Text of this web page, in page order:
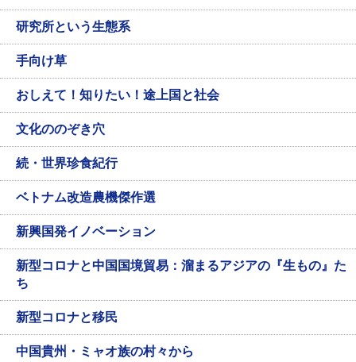
研究所という生態系
手向け草
おしえて！知りたい！途上国と社会
文化ののぞき穴
続・世界珍食紀行
ベトナム改造農機傑作選
新興国発イノベーション
新型コロナと中国国境貿易：溜まるアジアの『生もの』た
ち
新型コロナと移民
中国貴州・ミャオ族の村々から